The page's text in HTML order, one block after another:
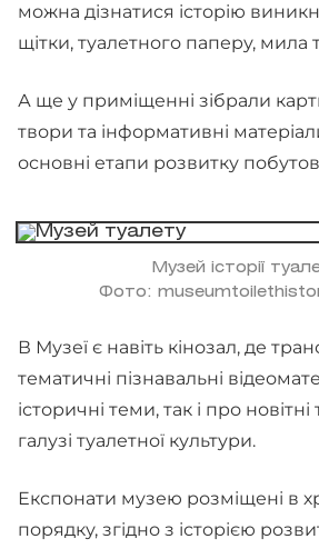
можна дізнатися історію
щітки, туалетного паперу, мила
А ще у приміщенні зібрали
твори та інформативні
основні етапи розвитку
Музей історії
Фото:
В Музеї є навіть кінозал, де
тематичні пізнавальні
історичні теми, так і про новітні
галузі туалетної культури.
Експонати музею розміщені в
порядку, згідно з історією